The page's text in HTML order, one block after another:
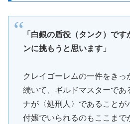
「白銀の盾役（タンク）で
ンに挑もうと思います」
クレイゴーレムの一件をきっ
続いて、ギルドマスターであ
ナが〈処刑人〉であることが
付嬢でいられるのもここま